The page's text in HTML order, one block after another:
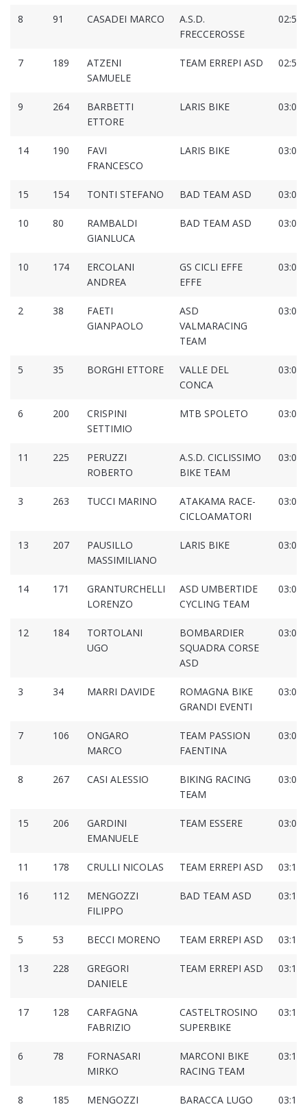
8 91 CASADEI MARCO
A.S.D.
FRECCEROSSE
7 189
ATZENI
SAMUELE
TEAM ERREPI ASD
9 264
BARBETTI
ETTORE
LARIS BIKE
14 190
FAVI
FRANCESCO
LARIS BIKE
15 154 TONTI STEFANO BAD TEAM ASD
10 80
RAMBALDI
GIANLUCA
BAD TEAM ASD
10 174
ERCOLANI
ANDREA
GS CICLI EFFE
EFFE
2 38
FAETI
GIANPAOLO
ASD
VALMARACING
TEAM
5 35 BORGHI ETTORE
VALLE DEL
CONCA
6 200
CRISPINI
SETTIMIO
MTB SPOLETO
11 225
PERUZZI
ROBERTO
A.S.D. CICLISSIMO
BIKE TEAM
3 263 TUCCI MARINO
ATAKAMA RACE-
CICLOAMATORI
13 207
PAUSILLO
MASSIMILIANO
LARIS BIKE
14 171
GRANTURCHELLI
LORENZO
ASD UMBERTIDE
CYCLING TEAM
12 184
TORTOLANI
UGO
BOMBARDIER
SQUADRA CORSE
ASD
3 34 MARRI DAVIDE
ROMAGNA BIKE
GRANDI EVENTI
7 106
ONGARO
MARCO
TEAM PASSION
FAENTINA
8 267 CASI ALESSIO
BIKING RACING
TEAM
15 206
GARDINI
EMANUELE
TEAM ESSERE
11 178 CRULLI NICOLAS TEAM ERREPI ASD
16 112
MENGOZZI
FILIPPO
BAD TEAM ASD
5 53 BECCI MORENO TEAM ERREPI ASD
13 228
GREGORI
DANIELE
TEAM ERREPI ASD
17 128
CARFAGNA
FABRIZIO
CASTELTROSINO
SUPERBIKE
6 78
FORNASARI
MIRKO
MARCONI BIKE
RACING TEAM
8 185
MENGOZZI
BARACCA LUGO